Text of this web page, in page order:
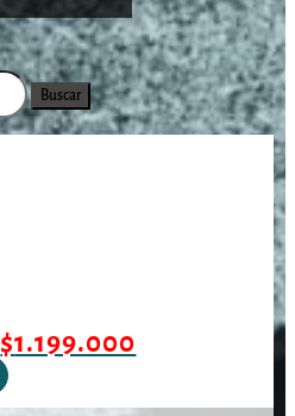
Buscar
$1.199.000